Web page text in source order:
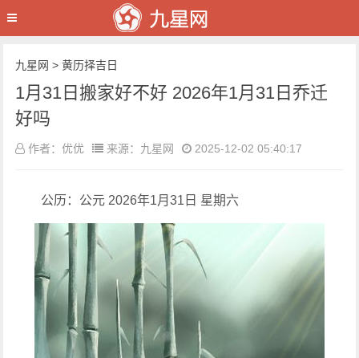
九星网 >黄历择吉日
1月31日搬家好不好 2026年1月31日乔迁
好吗
作者：优优 来源：九星网 2025-12-02 05:40:17
公历：公元 2026年1月31日 星期六